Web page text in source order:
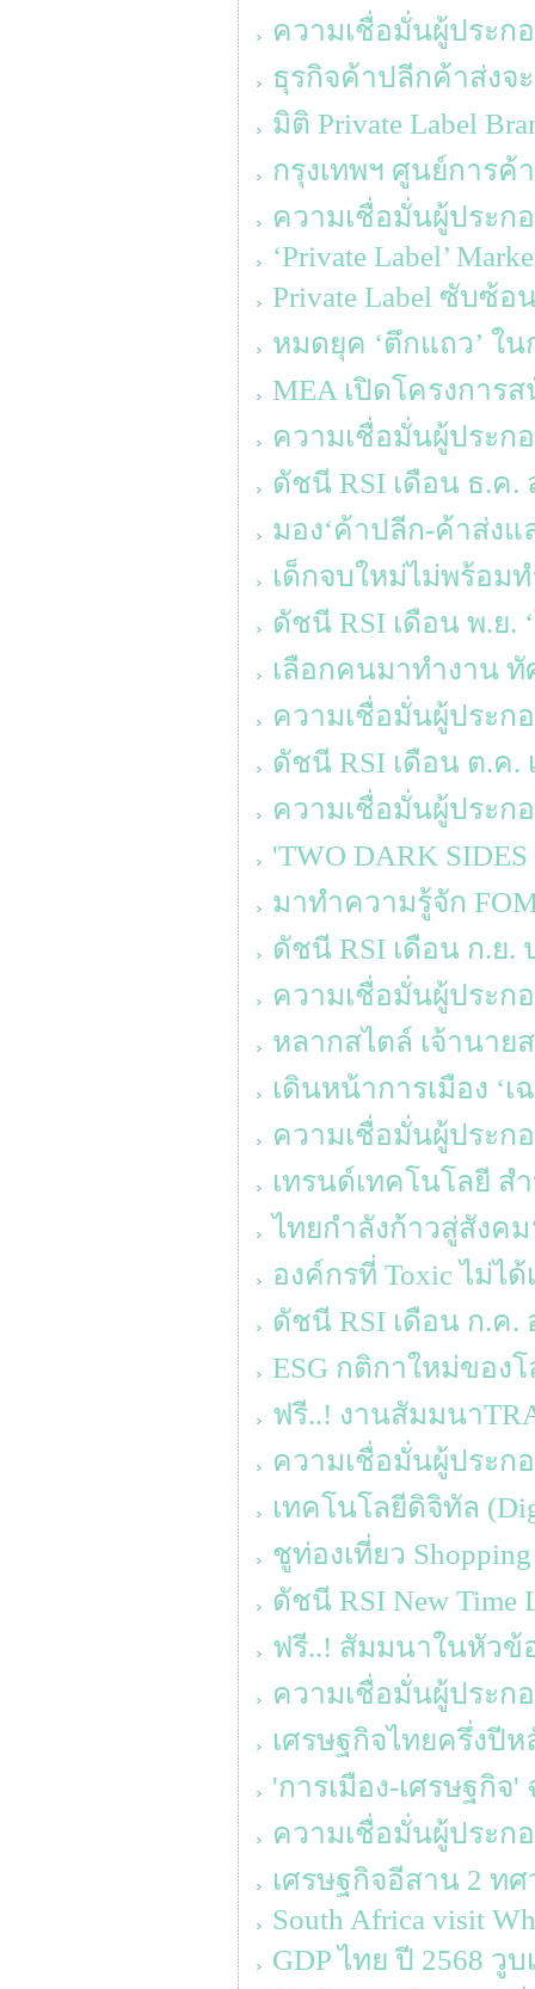
ความเชื่อมั่นผู้ประก
ธุรกิจค้าปลีกค้าส่งจ
มิติ Private Label
กรุงเทพฯ ศูนย์การค้
ความเชื่อมั่นผู้ประก
‘Private Label’
Private Label ซับซ้
หมดยุค ‘ตึกแถว’ ใ
MEA เปิดโครงการส
ความเชื่อมั่นผู้ประก
ดัชนี RSI เดือน ธ.ค.
มอง‘ค้าปลีก-ค้าส่งแ
เด็กจบใหม่ไม่พร้อม
ดัชนี RSI เดือน พ.ย.
เลือกคนมาทำงาน
ความเชื่อมั่นผู้ประก
ดัชนี RSI เดือน ต.ค.
ความเชื่อมั่นผู้ประก
'TWO DARK
มาทำความรู้จัก
ดัชนี RSI เดือน ก.ย.
ความเชื่อมั่นผู้ประก
หลากสไตล์ เจ้านาย
เดินหน้าการเมือง ‘เ
ความเชื่อมั่นผู้ประก
เทรนด์เทคโนโลยี ส
ไทยกำลังก้าวสู่สังคม
องค์กรที่ Toxic ไม่ไ
ดัชนี RSI เดือน ก.ค.
ESG กติกาใหม่ของ
ฟรี..! งานสัมมนา
ความเชื่อมั่นผู้ประก
เทคโนโลยีดิจิทัล
ชูท่องเที่ยว
ดัชนี RSI New
ฟรี..! สัมมนาในหัวข้อ
ความเชื่อมั่นผู้ประก
เศรษฐกิจไทยครึ่งปี
'การเมือง-เศรษฐกิ
ความเชื่อมั่นผู้ประก
เศรษฐกิจอีสาน 2 ท
South Africa visit
GDP ไทย ปี 2568 วู